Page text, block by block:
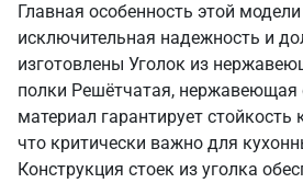
Главная особенность этой
исключительная надежность и
изготовлены Уголок из
полки Решётчатая, нержавеющая
материал гарантирует стойкость
что критически важно для
Конструкция стоек из уголка